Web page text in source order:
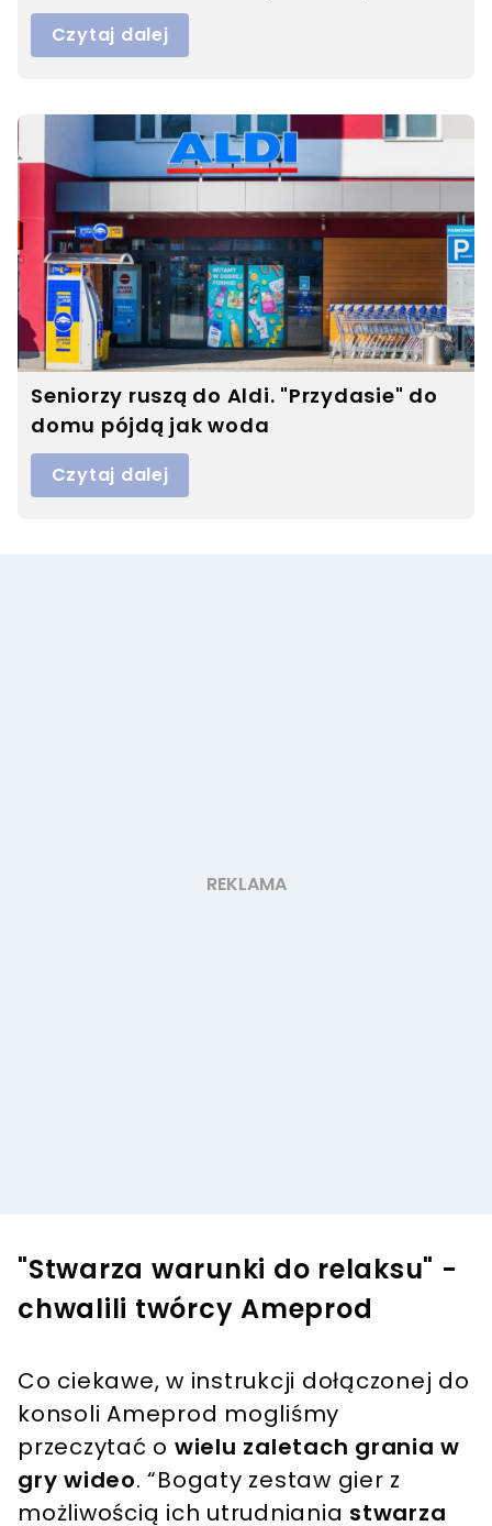
Czytaj dalej
Seniorzy ruszą do Aldi. "Przydasie" do
domu pójdą jak woda
Czytaj dalej
"Stwarza warunki do relaksu" -
chwalili twórcy Ameprod
Co ciekawe, w instrukcji dołączonej do
konsoli Ameprod mogliśmy
przeczytać o wielu zaletach grania w
gry wideo. “Bogaty zestaw gier z
możliwością ich utrudniania stwarza